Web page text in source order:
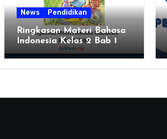
News Pendidikan
Ringkasan Materi Bahasa
Indonesia Kelas 2 Bab 1